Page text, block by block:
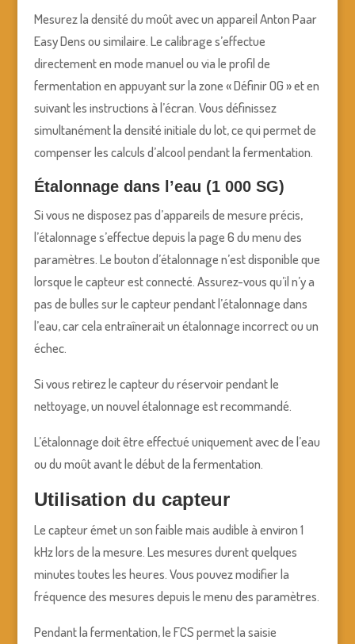
Mesurez la densité du moût avec un appareil Anton Paar
Easy Dens ou similaire. Le calibrage s’effectue
directement en mode manuel ou via le profil de
fermentation en appuyant sur la zone « Définir OG » et en
suivant les instructions à l’écran. Vous définissez
simultanément la densité initiale du lot, ce qui permet de
compenser les calculs d’alcool pendant la fermentation.
Étalonnage dans l’eau (1 000 SG)
Si vous ne disposez pas d’appareils de mesure précis,
l’étalonnage s’effectue depuis la page 6 du menu des
paramètres. Le bouton d’étalonnage n’est disponible que
lorsque le capteur est connecté. Assurez-vous qu’il n’y a
pas de bulles sur le capteur pendant l’étalonnage dans
l’eau, car cela entraînerait un étalonnage incorrect ou un
échec.
Si vous retirez le capteur du réservoir pendant le
nettoyage, un nouvel étalonnage est recommandé.
L’étalonnage doit être effectué uniquement avec de l’eau
ou du moût avant le début de la fermentation.
Utilisation du capteur
Le capteur émet un son faible mais audible à environ 1
kHz lors de la mesure. Les mesures durent quelques
minutes toutes les heures. Vous pouvez modifier la
fréquence des mesures depuis le menu des paramètres.
Pendant la fermentation, le FCS permet la saisie